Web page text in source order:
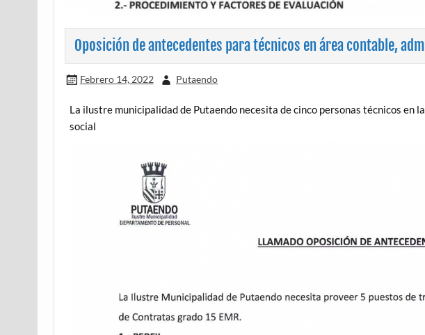
Oposición de antecedentes para técnicos en área contable,
Febrero 14, 2022 Putaendo
La ilustre municipalidad de Putaendo necesita de cinco personas técnicos en
social